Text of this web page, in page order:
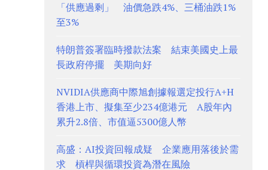
「供應過剩」 油價急跌4%、三桶油跌1%
至3%
特朗普簽署臨時撥款法案 結束美國史上最
長政府停擺 美期向好
NVIDIA供應商中際旭創據報選定投行A+H
香港上市、擬集至少234億港元 A股年內
累升2.8倍、市值逼5300億人幣
高盛：AI投資回報成疑 企業應用落後於需
求 槓桿與循環投資為潛在風險